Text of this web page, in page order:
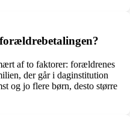
af to faktorer: forældrenes
der går i daginstitution
og jo flere børn, desto større